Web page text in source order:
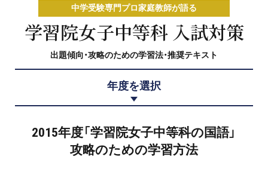
無料体験授業とは
短期フリープラン
プロ家庭教師の英検®対策
費用について
お申込みの流れ
中学受験専門プロ家庭教師が語る
学習院女子中等科 入試対策
出題傾向・攻略のための学習法・推奨テキスト
年度を選択
2015年度「学習院女子中等科の国語」
攻略のための学習方法